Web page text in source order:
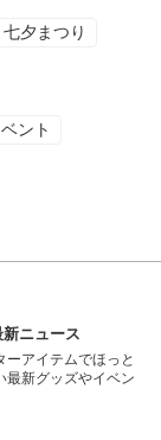
七夕まつり
ント
ニュース
ーアイテムでほっと
最新グッズやイベン